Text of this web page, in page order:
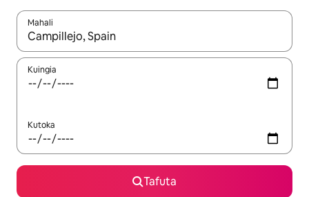
Mahali
Wakati matokeo yanapatikana, vinjari kwa kutumia vitufe vya
Kuingia
Kutoka
Tafuta